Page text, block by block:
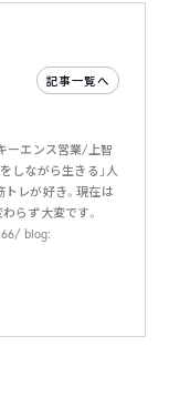
記事一覧へ
ーエンス営業/上智
しながら生きる」人
レが好き。現在は
らず大変です。
blog: